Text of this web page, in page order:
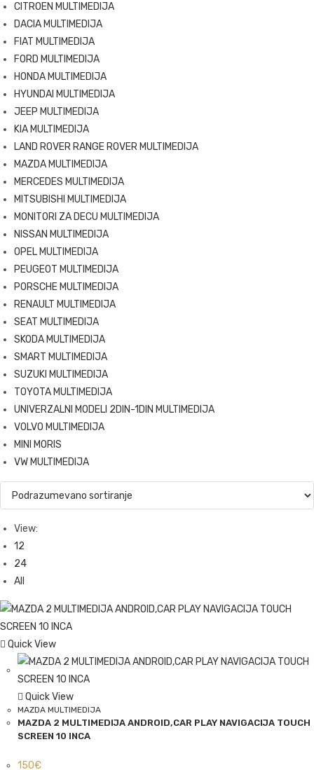
CITROEN MULTIMEDIJA
DACIA MULTIMEDIJA
FIAT MULTIMEDIJA
FORD MULTIMEDIJA
HONDA MULTIMEDIJA
HYUNDAI MULTIMEDIJA
JEEP MULTIMEDIJA
KIA MULTIMEDIJA
LAND ROVER RANGE ROVER MULTIMEDIJA
MAZDA MULTIMEDIJA
MERCEDES MULTIMEDIJA
MITSUBISHI MULTIMEDIJA
MONITORI ZA DECU MULTIMEDIJA
NISSAN MULTIMEDIJA
OPEL MULTIMEDIJA
PEUGEOT MULTIMEDIJA
PORSCHE MULTIMEDIJA
RENAULT MULTIMEDIJA
SEAT MULTIMEDIJA
SKODA MULTIMEDIJA
SMART MULTIMEDIJA
SUZUKI MULTIMEDIJA
TOYOTA MULTIMEDIJA
UNIVERZALNI MODELI 2DIN-1DIN MULTIMEDIJA
VOLVO MULTIMEDIJA
MINI MORIS
VW MULTIMEDIJA
View:
12
24
All
Quick View
Quick View
MAZDA MULTIMEDIJA
MAZDA 2 MULTIMEDIJA ANDROID,CAR PLAY NAVIGACIJA TOUCH
SCREEN 10 INCA
150€